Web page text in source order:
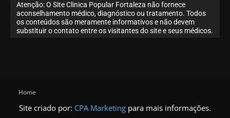
Atenção: O Site Clinica Popular Fortaleza não fornece
aconselhamento médico, diagnóstico ou tratamento. Todos
os conteúdos são meramente informativos e não devem
substituir o contato entre os visitantes do site e seus médicos.
Home
Site criado por: CPA Marketing para mais informações.